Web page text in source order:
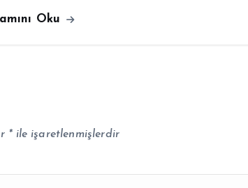
Oku
*ile işaretlenmişlerdir